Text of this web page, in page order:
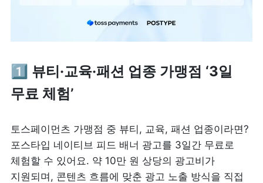
1️⃣ 뷰티·교육·패션 업종 가맹점 ‘3일
무료 체험’
토스페이먼츠 가맹점 중 뷰티, 교육, 패션 업종이라면?
포스타입 네이티브 피드 배너 광고를 3일간 무료로
체험할 수 있어요. 약 10만 원 상당의 광고비가
지원되며, 콘텐츠 흐름에 맞춘 광고 노출 방식을 직접